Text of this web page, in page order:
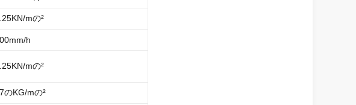
mの²
h
mの²
のKG/mの²